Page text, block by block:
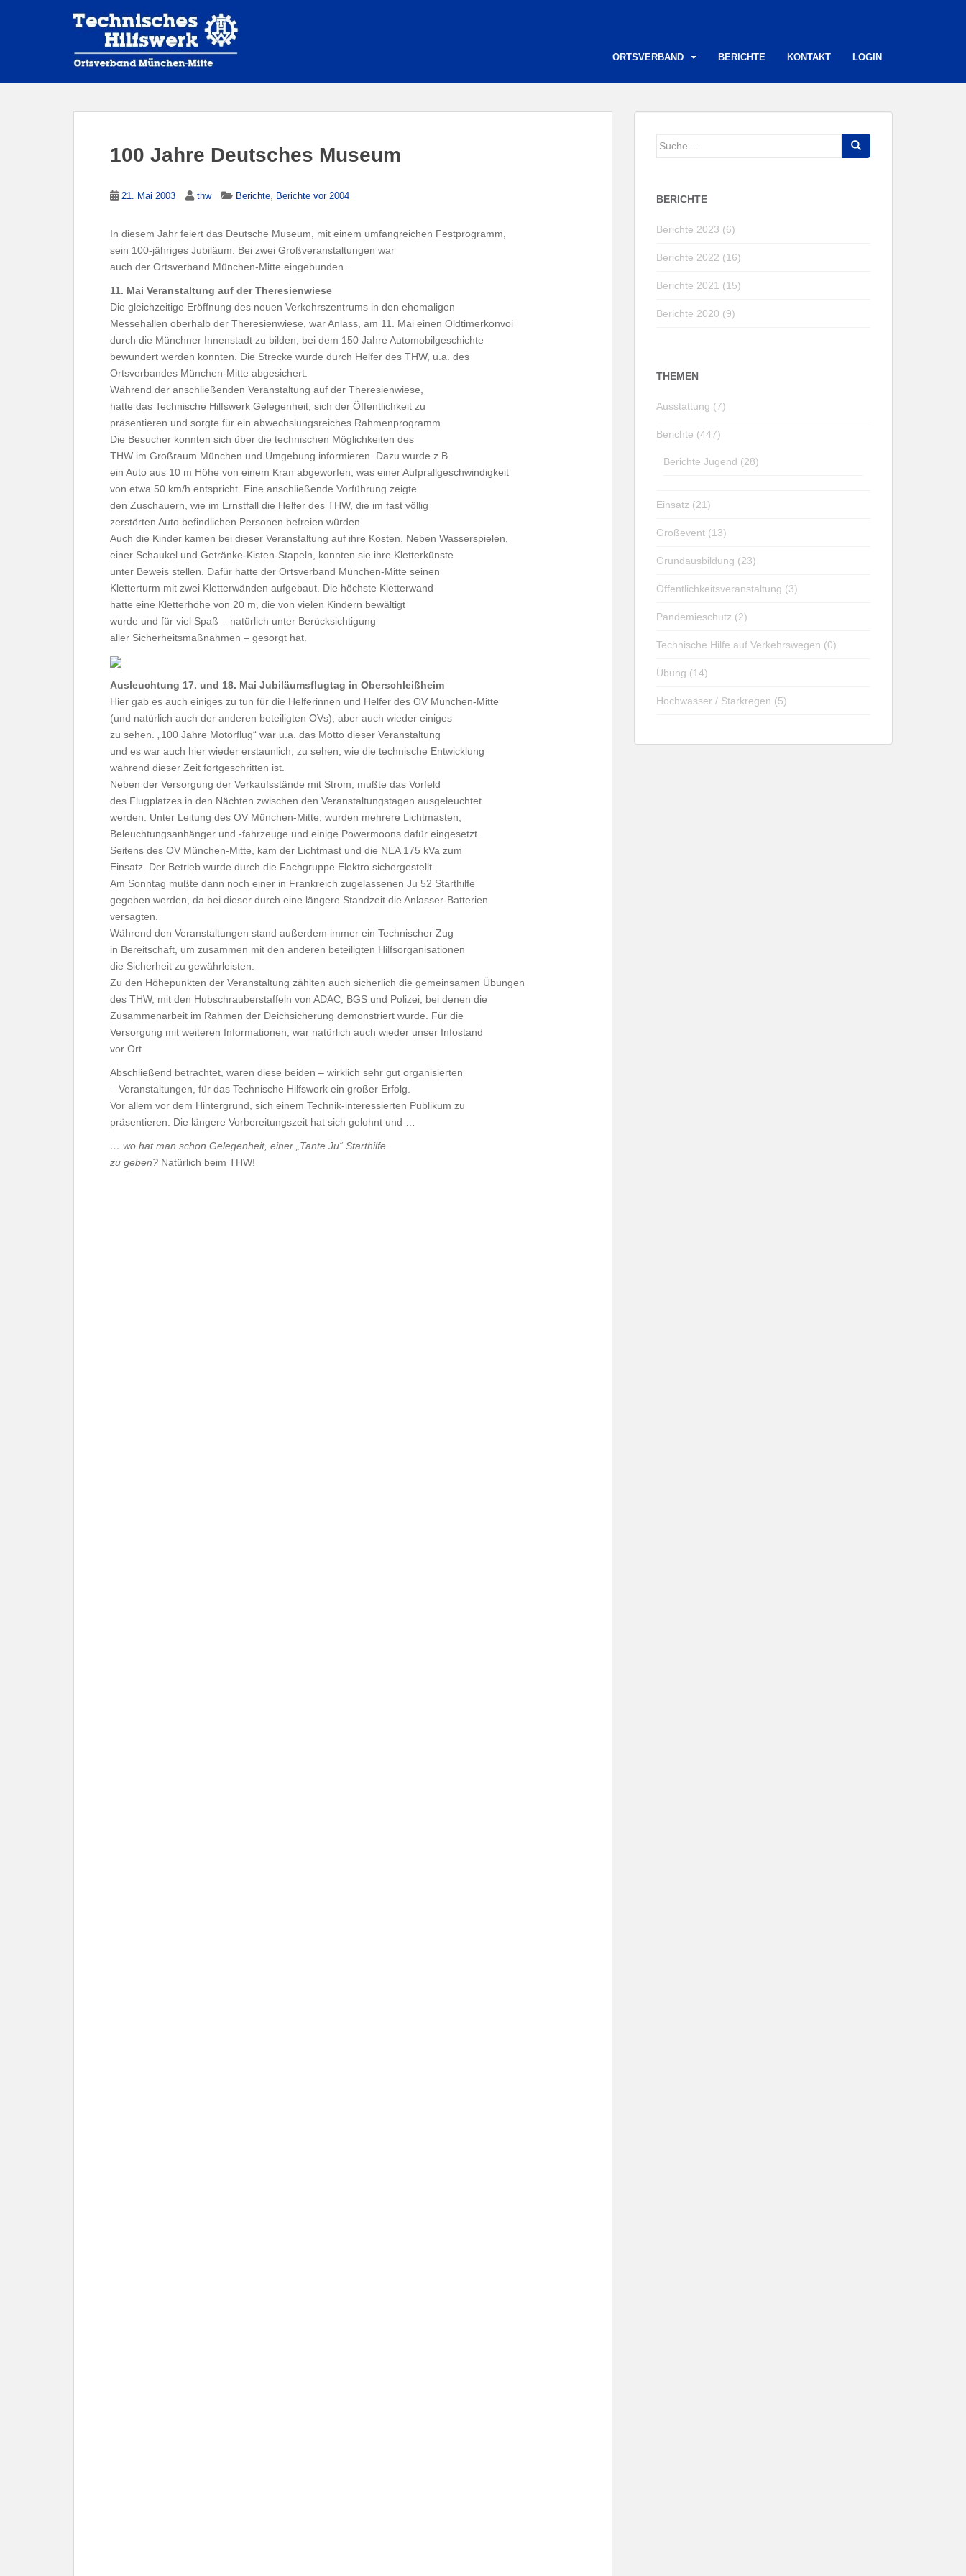
ORTSVERBAND BERICHTE KONTAKT LOGIN
100 Jahre Deutsches Museum
21. Mai 2003 thw Berichte Berichte vor 2004
In diesem Jahr feiert das Deutsche Museum, mit einem umfangreichen Festprogramm,
sein 100-jähriges Jubiläum. Bei zwei Großveranstaltungen war
auch der Ortsverband München-Mitte eingebunden.
11. Mai Veranstaltung auf der Theresienwiese
Die gleichzeitige Eröffnung des neuen Verkehrszentrums in den ehemaligen
Messehallen oberhalb der Theresienwiese, war Anlass, am 11. Mai einen Oldtimerkonvoi
durch die Münchner Innenstadt zu bilden, bei dem 150 Jahre Automobilgeschichte
bewundert werden konnten. Die Strecke wurde durch Helfer des THW, u.a. des
Ortsverbandes München-Mitte abgesichert.
Während der anschließenden Veranstaltung auf der Theresienwiese,
hatte das Technische Hilfswerk Gelegenheit, sich der Öffentlichkeit zu
präsentieren und sorgte für ein abwechslungsreiches Rahmenprogramm.
Die Besucher konnten sich über die technischen Möglichkeiten des
THW im Großraum München und Umgebung informieren. Dazu wurde z.B.
ein Auto aus 10 m Höhe von einem Kran abgeworfen, was einer Aufprallgeschwindigkeit
von etwa 50 km/h entspricht. Eine anschließende Vorführung zeigte
den Zuschauern, wie im Ernstfall die Helfer des THW, die im fast völlig
zerstörten Auto befindlichen Personen befreien würden.
Auch die Kinder kamen bei dieser Veranstaltung auf ihre Kosten. Neben Wasserspielen,
einer Schaukel und Getränke-Kisten-Stapeln, konnten sie ihre Kletterkünste
unter Beweis stellen. Dafür hatte der Ortsverband München-Mitte seinen
Kletterturm mit zwei Kletterwänden aufgebaut. Die höchste Kletterwand
hatte eine Kletterhöhe von 20 m, die von vielen Kindern bewältigt
wurde und für viel Spaß – natürlich unter Berücksichtigung
aller Sicherheitsmaßnahmen – gesorgt hat.
Ausleuchtung 17. und 18. Mai Jubiläumsflugtag in Oberschleißheim
Hier gab es auch einiges zu tun für die Helferinnen und Helfer des OV München-Mitte
(und natürlich auch der anderen beteiligten OVs), aber auch wieder einiges
zu sehen. „100 Jahre Motorflug“ war u.a. das Motto dieser Veranstaltung
und es war auch hier wieder erstaunlich, zu sehen, wie die technische Entwicklung
während dieser Zeit fortgeschritten ist.
Neben der Versorgung der Verkaufsstände mit Strom, mußte das Vorfeld
des Flugplatzes in den Nächten zwischen den Veranstaltungstagen ausgeleuchtet
werden. Unter Leitung des OV München-Mitte, wurden mehrere Lichtmasten,
Beleuchtungsanhänger und -fahrzeuge und einige Powermoons dafür eingesetzt.
Seitens des OV München-Mitte, kam der Lichtmast und die NEA 175 kVa zum
Einsatz. Der Betrieb wurde durch die Fachgruppe Elektro sichergestellt.
Am Sonntag mußte dann noch einer in Frankreich zugelassenen Ju 52 Starthilfe
gegeben werden, da bei dieser durch eine längere Standzeit die Anlasser-Batterien
versagten.
Während den Veranstaltungen stand außerdem immer ein Technischer Zug
in Bereitschaft, um zusammen mit den anderen beteiligten Hilfsorganisationen
die Sicherheit zu gewährleisten.
Zu den Höhepunkten der Veranstaltung zählten auch sicherlich die gemeinsamen Übungen
des THW, mit den Hubschrauberstaffeln von ADAC, BGS und Polizei, bei denen die
Zusammenarbeit im Rahmen der Deichsicherung demonstriert wurde. Für die
Versorgung mit weiteren Informationen, war natürlich auch wieder unser Infostand
vor Ort.
Abschließend betrachtet, waren diese beiden – wirklich sehr gut organisierten
– Veranstaltungen, für das Technische Hilfswerk ein großer Erfolg.
Vor allem vor dem Hintergrund, sich einem Technik-interessierten Publikum zu
präsentieren. Die längere Vorbereitungszeit hat sich gelohnt und …
… wo hat man schon Gelegenheit, einer „Tante Ju“ Starthilfe
zu geben? Natürlich beim THW!
Suche
BERICHTE
Berichte 2023 (6)
Berichte 2022 (16)
Berichte 2021 (15)
Berichte 2020 (9)
THEMEN
Ausstattung (7)
Berichte (447)
Berichte Jugend (28)
Einsatz (21)
Großevent (13)
Grundausbildung (23)
Öffentlichkeitsveranstaltung (3)
Pandemieschutz (2)
Technische Hilfe auf Verkehrswegen (0)
Übung (14)
Hochwasser / Starkregen (5)